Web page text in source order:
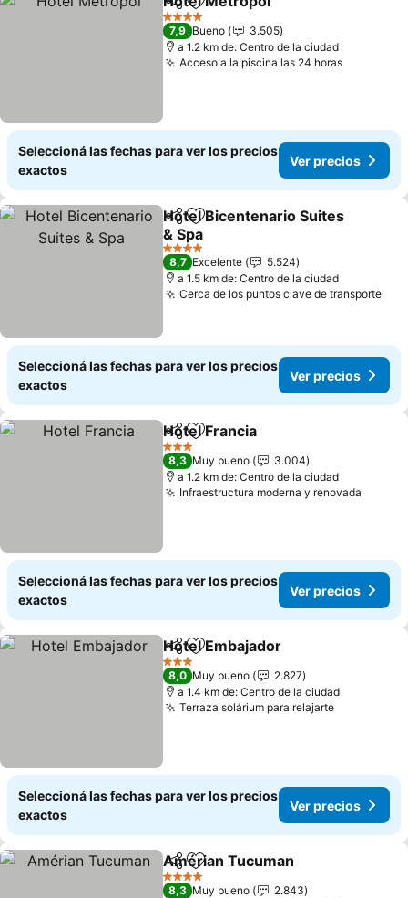
CompartirAñadir a favoritos
4 Estrellas
7,9 Bueno
3.505
a 1.2 km de: Centro de la ciudad
Acceso a la piscina las 24 horas
Seleccioná las fechas para ver los precios
exactos
Ver precios
CompartirAñadir a favoritos
Hotel Bicentenario Suites
& Spa
4 Estrellas
8,7 Excelente
5.524
a 1.5 km de: Centro de la ciudad
Cerca de los puntos clave de transporte
Seleccioná las fechas para ver los precios
exactos
Ver precios
CompartirAñadir a favoritos
Hotel Francia
3 Estrellas
8,3 Muy bueno
3.004
a 1.2 km de: Centro de la ciudad
Infraestructura moderna y renovada
Seleccioná las fechas para ver los precios
exactos
Ver precios
CompartirAñadir a favoritos
Hotel Embajador
3 Estrellas
8,0 Muy bueno
2.827
a 1.4 km de: Centro de la ciudad
Terraza solárium para relajarte
Seleccioná las fechas para ver los precios
exactos
Ver precios
CompartirAñadir a favoritos
Amérian Tucuman
4 Estrellas
8,3 Muy bueno
2.843